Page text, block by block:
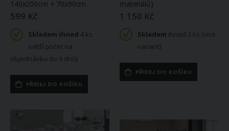
140x200cm + 70x90cm
599 Kč
Skladem ihned 4 ks
(větší počet na
objednávku do 9 dnů)
PŘIDEJ DO KOŠÍKU
materiálů)
1 150 Kč
Skladem ihned 2 ks (více
variant)
PŘIDEJ DO KOŠÍKU